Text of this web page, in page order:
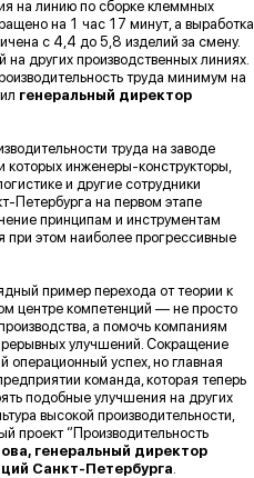
на линию по сборке клеммных
на 1 час 17 минут, а выработка
с 4,4 до 5,8 изделий за смену.
других производственных линиях.
труда минимум на
генеральный директор
труда на заводе
инженеры-конструкторы,
и другие сотрудники
Петербурга на первом этапе
принципам и инструментам
при этом наиболее прогрессивные
пример перехода от теории к
центре компетенций — не просто
а помочь компаниям
улучшений. Сокращение
успех, но главная
команда, которая теперь
подобные улучшения на других
высокой производительности,
проект “Производительность
генеральный директор
Санкт-Петербурга